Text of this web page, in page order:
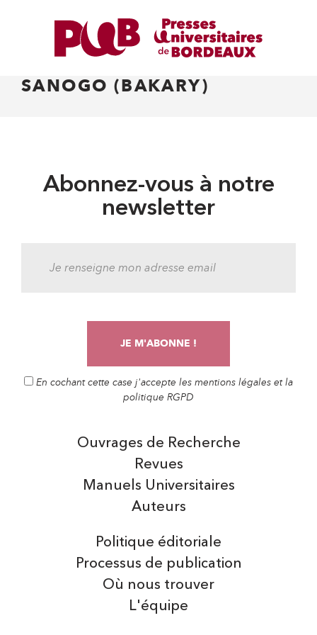
SANOGO (BAKARY)
Abonnez-vous à notre
newsletter
En cochant cette case j'accepte les mentions légales et la
politique RGPD
Auteurs
Manuels Universitaires
Ouvrages de Recherche
Revues
Politique éditoriale
Processus de publication
Où nous trouver
L'équipe